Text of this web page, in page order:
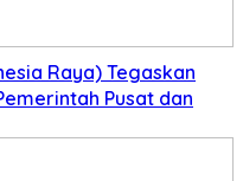
Raya) Tegaskan
Pusat dan